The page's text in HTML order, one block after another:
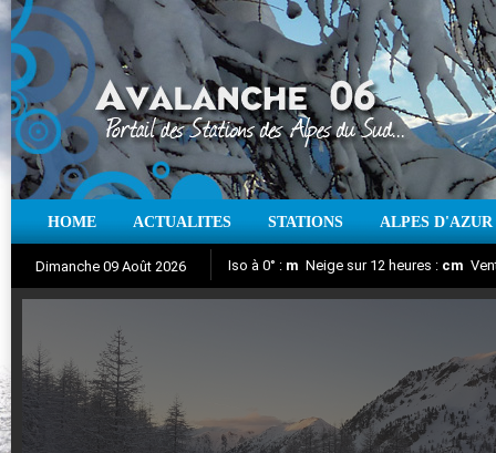
HOME ACTUALITES STATIONS ALPES D'AZUR
Dimanche 09 Août 2026 Iso à 0° : m Neige sur 12 heures : cm